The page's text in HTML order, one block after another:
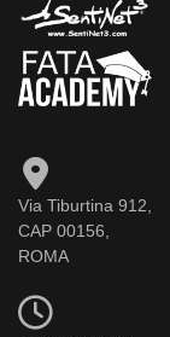
Via Tiburtina 912,
CAP 00156,
ROMA